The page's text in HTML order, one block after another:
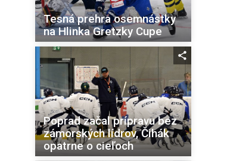
Tesná prehra osemnástky
na Hlinka Gretzky Cupe
Poprad začal prípravu bez
zámorských lídrov, Čihák
opatrne o cieľoch